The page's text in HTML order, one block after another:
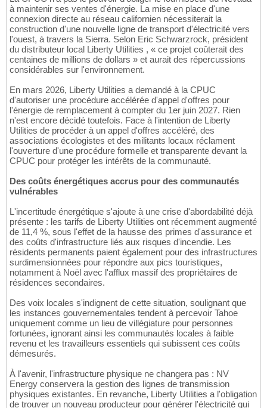
à maintenir ses ventes d'énergie. La mise en place d'une
connexion directe au réseau californien nécessiterait la
construction d'une nouvelle ligne de transport d'électricité vers
l'ouest, à travers la Sierra. Selon Eric Schwarzrock, président
du distributeur local Liberty Utilities , « ce projet coûterait des
centaines de millions de dollars » et aurait des répercussions
considérables sur l'environnement.
En mars 2026, Liberty Utilities a demandé à la CPUC
d'autoriser une procédure accélérée d'appel d'offres pour
l'énergie de remplacement à compter du 1er juin 2027. Rien
n'est encore décidé toutefois. Face à l'intention de Liberty
Utilities de procéder à un appel d'offres accéléré, des
associations écologistes et des militants locaux réclament
l'ouverture d'une procédure formelle et transparente devant la
CPUC pour protéger les intérêts de la communauté.
Des coûts énergétiques accrus pour des communautés
vulnérables
L'incertitude énergétique s'ajoute à une crise d'abordabilité déjà
présente : les tarifs de Liberty Utilities ont récemment augmenté
de 11,4 %, sous l'effet de la hausse des primes d'assurance et
des coûts d'infrastructure liés aux risques d'incendie. Les
résidents permanents paient également pour des infrastructures
surdimensionnées pour répondre aux pics touristiques,
notamment à Noël avec l'afflux massif des propriétaires de
résidences secondaires.
Des voix locales s'indignent de cette situation, soulignant que
les instances gouvernementales tendent à percevoir Tahoe
uniquement comme un lieu de villégiature pour personnes
fortunées, ignorant ainsi les communautés locales à faible
revenu et les travailleurs essentiels qui subissent ces coûts
démesurés.
À l'avenir, l'infrastructure physique ne changera pas : NV
Energy conservera la gestion des lignes de transmission
physiques existantes. En revanche, Liberty Utilities a l'obligation
de trouver un nouveau producteur pour générer l'électricité qui